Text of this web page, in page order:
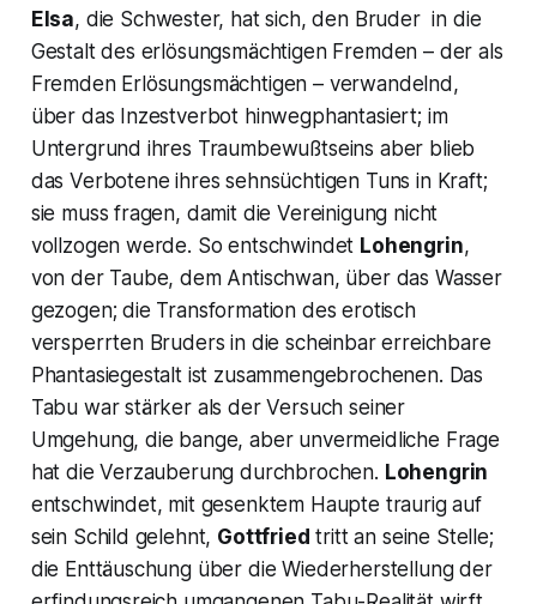
Elsa, die Schwester, hat sich, den Bruder in die
Gestalt des erlösungsmächtigen Fremden – der als
Fremden Erlösungsmächtigen – verwandelnd,
über das Inzestverbot hinwegphantasiert; im
Untergrund ihres Traumbewußtseins aber blieb
das Verbotene ihres sehnsüchtigen Tuns in Kraft;
sie muss fragen, damit die Vereinigung nicht
vollzogen werde. So entschwindet Lohengrin,
von der Taube, dem Antischwan, über das Wasser
gezogen; die Transformation des erotisch
versperrten Bruders in die scheinbar erreichbare
Phantasiegestalt ist zusammengebrochenen. Das
Tabu war stärker als der Versuch seiner
Umgehung, die bange, aber unvermeidliche Frage
hat die Verzauberung durchbrochen. Lohengrin
entschwindet, mit gesenktem Haupte traurig auf
sein Schild gelehnt, Gottfried tritt an seine Stelle;
die Enttäuschung über die Wiederherstellung der